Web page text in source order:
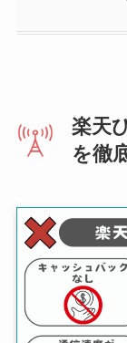
楽天
を徹